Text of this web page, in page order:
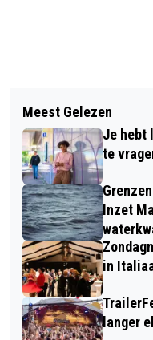
TWEE MANNEN
BANKFRAUDE
ZES
MAKEN KANS
ORANJE
Meest Gelezen
Je hebt
te
Inzet
in
langer